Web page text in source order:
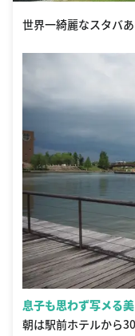
世界一綺麗なスタバあ
息子も思わず写メる
朝は駅前ホテルから